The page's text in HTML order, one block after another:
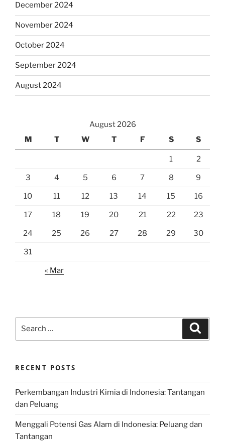
December 2024
November 2024
October 2024
September 2024
August 2024
August 2026
M
T W T F S S
1 2
3 4 5 6 7 8 9
10 11 12 13 14 15 16
17 18 19 20 21 22 23
24 25 26 27 28 29 30
31
« Mar
RECENT POSTS
Perkembangan Industri Kimia di Indonesia: Tantangan
dan Peluang
Menggali Potensi Gas Alam di Indonesia: Peluang dan
Tantangan